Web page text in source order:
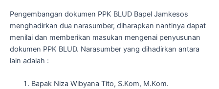
Pengembangan dokumen PPK BLUD Bapel Jamkesos
menghadirkan dua narasumber, diharapkan nantinya dapat
menilai dan memberikan masukan mengenai penyusunan
dokumen PPK BLUD. Narasumber yang dihadirkan antara
lain adalah :
Bapak Niza Wibyana Tito, S.Kom, M.Kom.